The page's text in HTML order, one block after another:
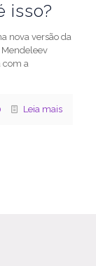
isso?
nova versão da
com a
Leia mais